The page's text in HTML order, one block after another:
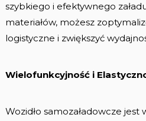
szybkiego i efektywnego
materiałów, możesz
logistyczne i zwiększyć
Wielofunkcyjność i
Wozidło samozaładowcze